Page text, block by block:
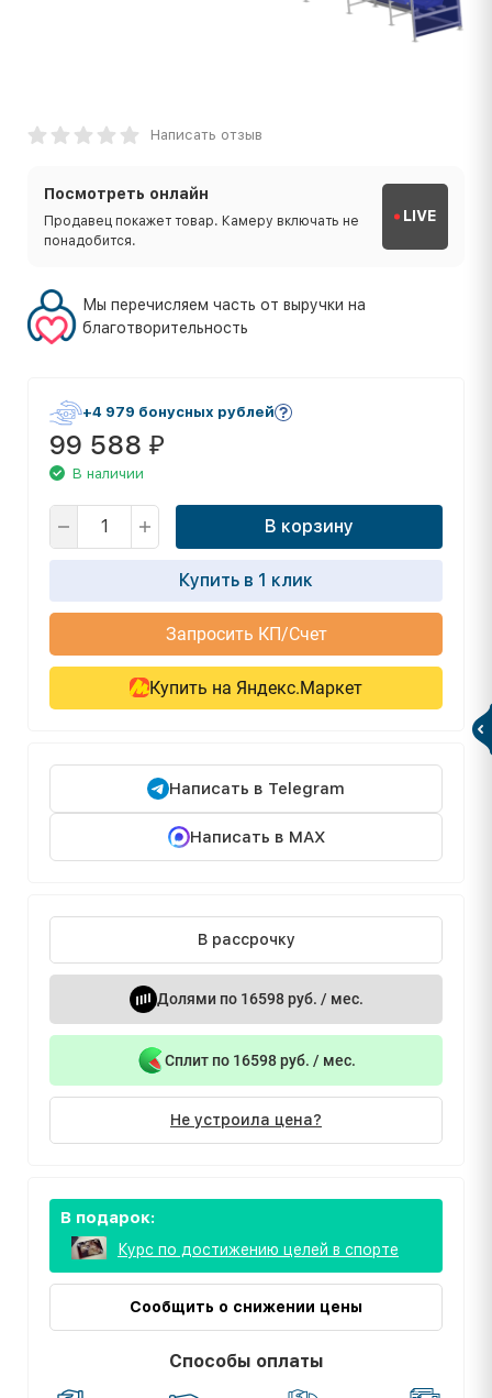
Написать отзыв
Посмотреть онлайн
Продавец покажет товар. Камеру включать не
понадобится.
LIVE
Мы перечисляем часть от выручки на
благотворительность
+4 979 бонусных рублей
99 588 ₽
В наличии
В корзину
Купить в 1 клик
Запросить КП/Счет
Купить на Яндекс.Маркет
Написать в Telegram
Написать в MAX
В рассрочку
Долями по 16598 руб. / мес.
Сплит по 16598 руб. / мес.
Не устроила цена?
В подарок:
Курс по достижению целей в спорте
Сообщить о снижении цены
Способы оплаты